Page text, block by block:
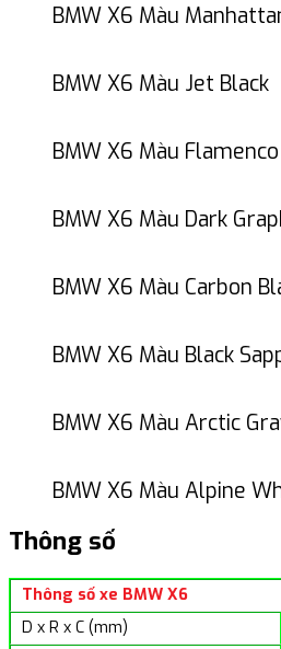
BMW X6 Màu
BMW X6 Màu Jet Black
BMW X6 Màu
BMW X6 Màu Dark
BMW X6 Màu Carbon
BMW X6 Màu Black
BMW X6 Màu Arctic
BMW X6 Màu Alpine
Thông số
Thông số xe BMW X6
D x R x C (mm)